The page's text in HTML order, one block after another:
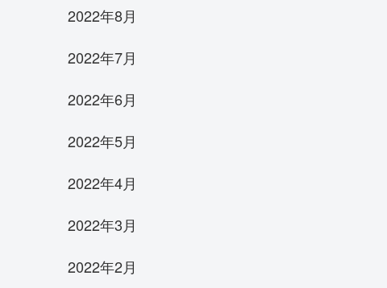
2022年8月
2022年7月
2022年6月
2022年5月
2022年4月
2022年3月
2022年2月